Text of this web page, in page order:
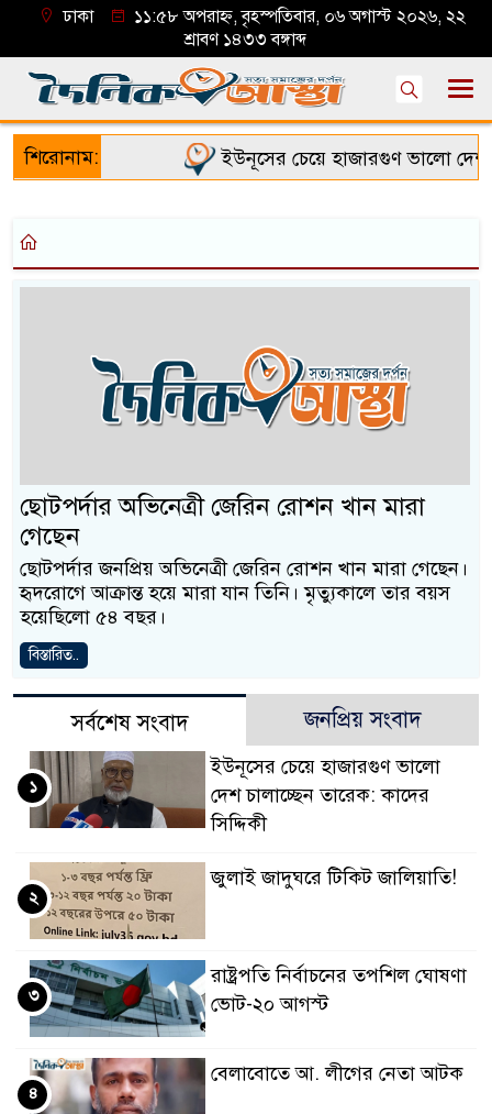
ঢাকা
১১:৫৮ অপরাহ্ন, বৃহস্পতিবার, ০৬ অগাস্ট ২০২৬, ২২
শ্রাবণ ১৪৩৩ বঙ্গাব্দ
শিরোনাম: ইউনূসের চেয়ে হাজারগুণ ভালো দেশ
ছোটপর্দার অভিনেত্রী জেরিন রোশন খান মারা
গেছেন
ছোটপর্দার জনপ্রিয় অভিনেত্রী জেরিন রোশন খান মারা গেছেন।
হৃদরোগে আক্রান্ত হয়ে মারা যান তিনি। মৃত্যুকালে তার বয়স
হয়েছিলো ৫৪ বছর।
বিস্তারিত..
সর্বশেষ সংবাদ জনপ্রিয় সংবাদ
ইউনূসের চেয়ে হাজারগুণ ভালো
দেশ চালাচ্ছেন তারেক: কাদের
সিদ্দিকী
১
জুলাই জাদুঘরে টিকিট জালিয়াতি!
২
রাষ্ট্রপতি নির্বাচনের তপশিল ঘোষণা
ভোট-২০ আগস্ট
৩
বেলাবোতে আ. লীগের নেতা আটক
৪